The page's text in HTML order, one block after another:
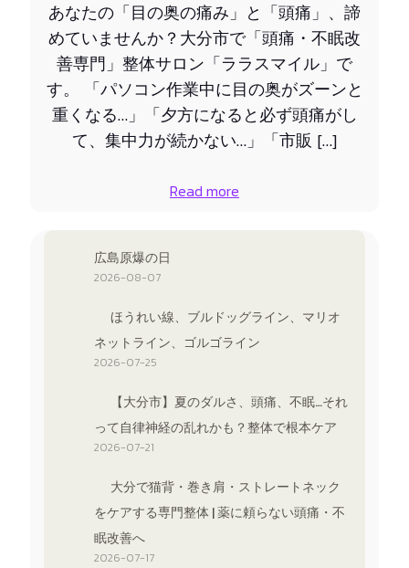
あなたの「目の奥の痛み」と「頭痛」、諦
めていませんか？大分市で「頭痛・不眠改
善専門」整体サロン「ララスマイル」で
す。 「パソコン作業中に目の奥がズーンと
重くなる…」「夕方になると必ず頭痛がし
て、集中力が続かない…」「市販 […]
Read more
広島原爆の日
2026-08-07
ほうれい線、ブルドッグライン、マリオ
ネットライン、ゴルゴライン
2026-07-25
【大分市】夏のダルさ、頭痛、不眠…それ
って自律神経の乱れかも？整体で根本ケア
2026-07-21
大分で猫背・巻き肩・ストレートネック
をケアする専門整体 | 薬に頼らない頭痛・不
眠改善へ
2026-07-17